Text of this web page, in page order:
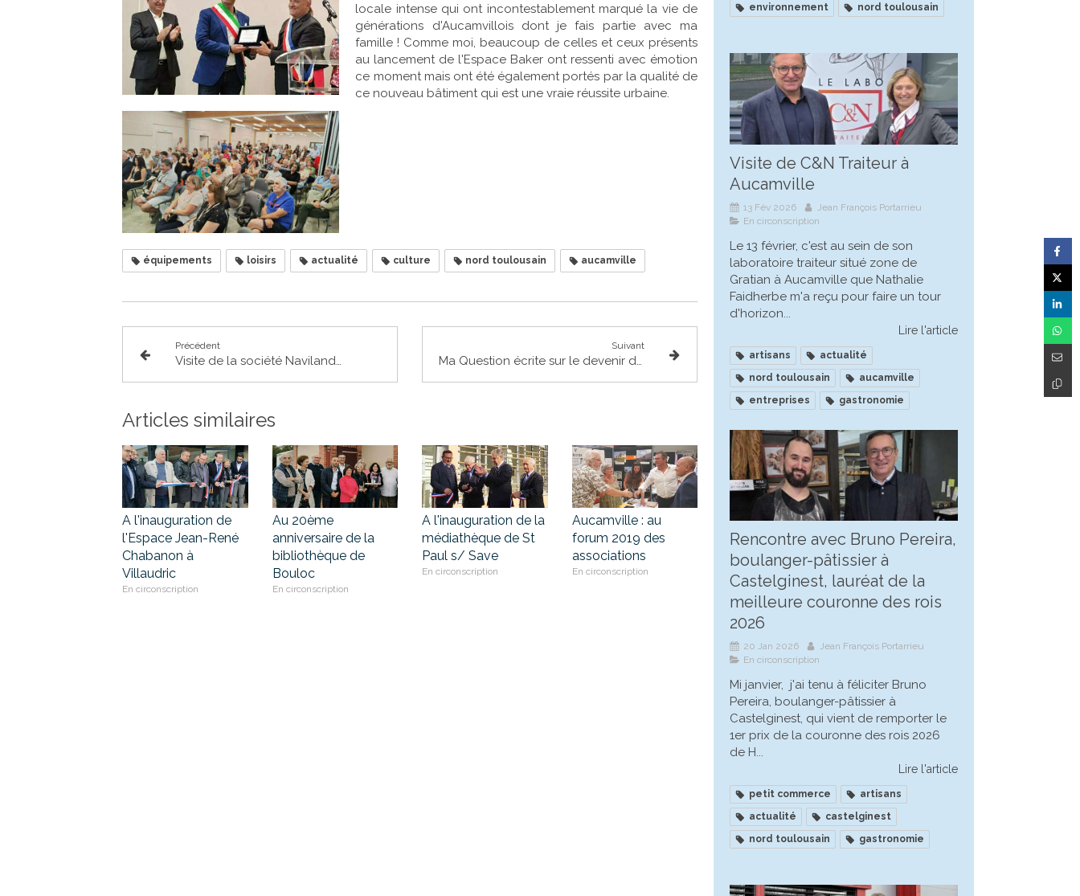
locale intense qui ont incontestablement marqué la vie de
générations d'Aucamvillois dont je fais partie avec ma
famille ! Comme moi, beaucoup de celles et ceux présents
au lancement de l'Espace Baker ont ressenti avec émotion
ce moment mais ont été également portés par la qualité de
ce nouveau bâtiment qui est une vraie réussite urbaine.
équipements loisirs actualité culture nord toulousain aucamville
Précédent
Visite de la société Naviland Cargo à Fenouillet
Suivant
Ma Question écrite sur le devenir de l'expérimentation du cannabis médical
Articles similaires
A l'inauguration de
l'Espace Jean-René
Chabanon à
Villaudric
En circonscription
Au 20ème
anniversaire de la
bibliothèque de
Bouloc
En circonscription
A l'inauguration de la
médiathèque de St
Paul s/ Save
En circonscription
Aucamville : au
forum 2019 des
associations
En circonscription
environnement
nord toulousain
Visite de C&N Traiteur à
Aucamville
13 Fév 2026
Jean François Portarrieu
En circonscription
Le 13 février, c'est au sein de son
laboratoire traiteur situé zone de
Gratian à Aucamville que Nathalie
Faidherbe m'a reçu pour faire un tour
d'horizon...
Lire l'article
artisans
actualité
nord toulousain
aucamville
entreprises
gastronomie
Rencontre avec Bruno Pereira,
boulanger-pâtissier à
Castelginest, lauréat de la
meilleure couronne des rois
2026
20 Jan 2026
Jean François Portarrieu
En circonscription
Mi janvier, j'ai tenu à féliciter Bruno
Pereira, boulanger-pâtissier à
Castelginest, qui vient de remporter le
1er prix de la couronne des rois 2026
de H...
Lire l'article
petit commerce
artisans
actualité
castelginest
nord toulousain
gastronomie